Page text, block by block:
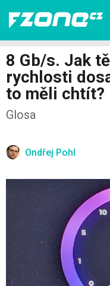
VIDEA
SERIÁLY
CHYTRÁ MĚSTA
ŽIVOT
HRY A ZÁBAVA
FINTECH
Facebook
8 Gb/s. Jak
rychlosti
to měli chtít?
Glosa
Ondřej Pohl